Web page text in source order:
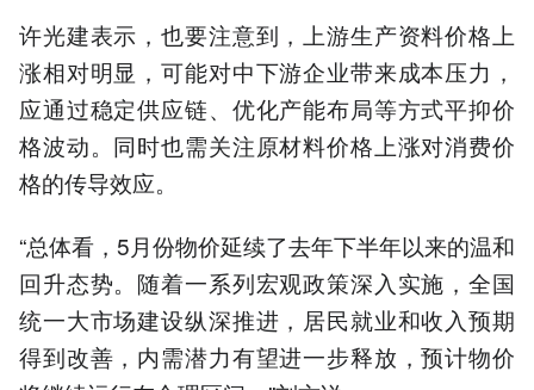
许光建表示，也要注意到，上游生产资料价格上
涨相对明显，可能对中下游企业带来成本压力，
应通过稳定供应链、优化产能布局等方式平抑价
格波动。同时也需关注原材料价格上涨对消费价
格的传导效应。
“总体看，5月份物价延续了去年下半年以来的温和
回升态势。随着一系列宏观政策深入实施，全国
统一大市场建设纵深推进，居民就业和收入预期
得到改善，内需潜力有望进一步释放，预计物价